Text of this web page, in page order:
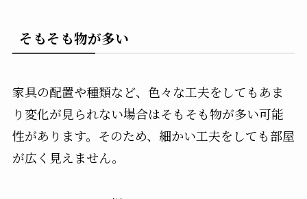
そもそも物が多い
家具の配置や種類など、色々な工夫をしてもあま
り変化が見られない場合はそもそも物が多い可能
性があります。そのため、細かい工夫をしても部屋
が広く見えません。